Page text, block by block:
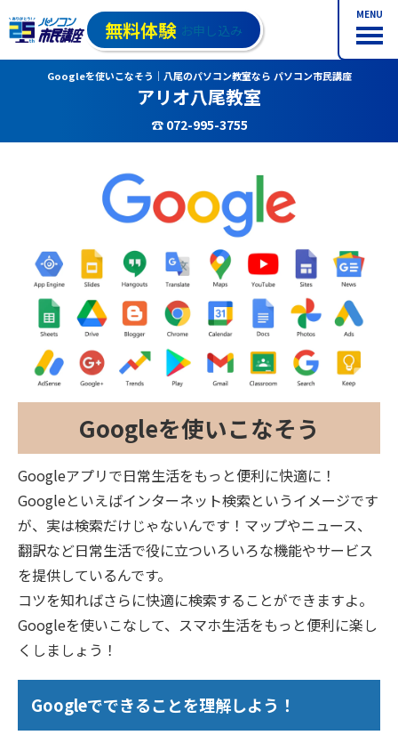
MENU
無料体験 お申し込み
Googleを使いこなそう｜八尾のパソコン教室なら パソコン市民講座
アリオ八尾教室
☎ 072-995-3755
Googleを使いこなそう
Googleアプリで日常生活をもっと便利に快適に！
Googleといえばインターネット検索というイメージです
が、実は検索だけじゃないんです！マップやニュース、
翻訳など日常生活で役に立ついろいろな機能やサービス
を提供しているんです。
コツを知ればさらに快適に検索することができますよ。
Googleを使いこなして、スマホ生活をもっと便利に楽し
くしましょう！
Googleでできることを理解しよう！